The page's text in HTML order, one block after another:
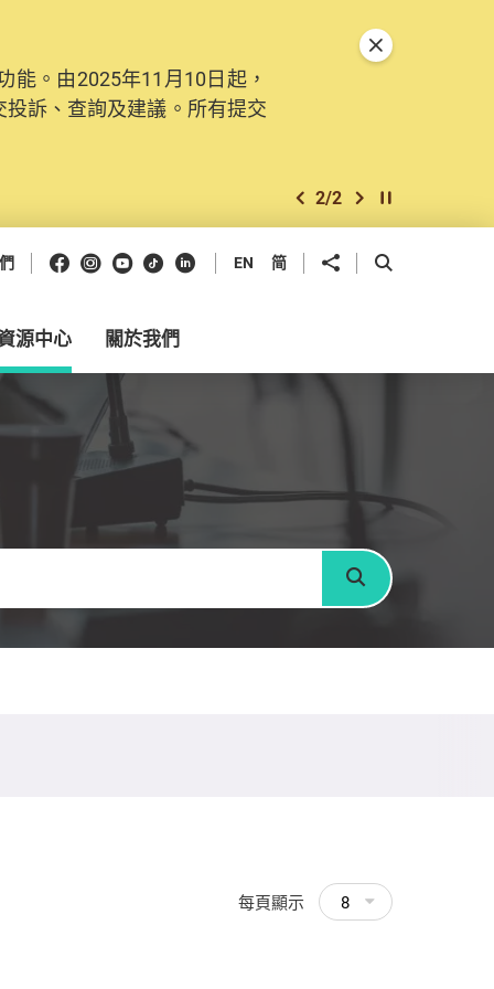
。由2025年11月10日起，
訴、查詢及建議。所有提交
上一個
2/2 下一個開始/暫停幻燈
關閉特別通告
Facebook
Instagram
Youtube
抖音領英 EN 简 分享到 開啟搜尋框
源中心 關於我們
搜尋
每頁顯示 8